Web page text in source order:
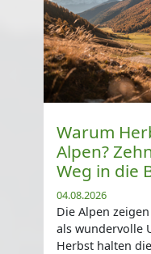
Warum
Alpen?
Weg in die
04.08.2026
Die Alpen
als wundervolle
Herbst halten